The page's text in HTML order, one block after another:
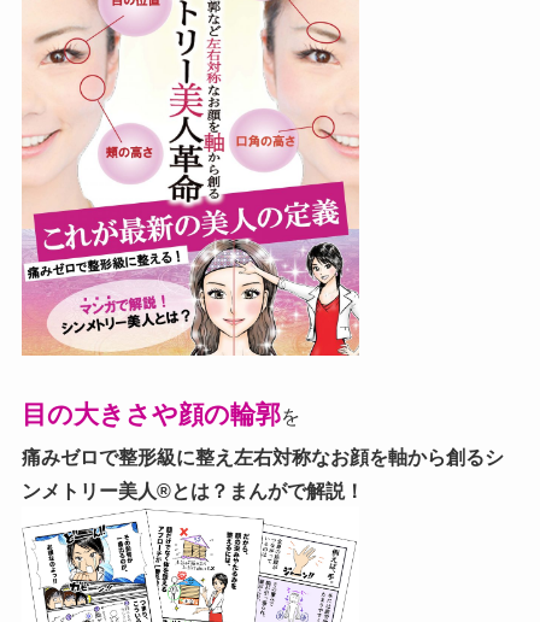
目の大きさや顔の輪郭を
痛みゼロで整形級に整え左右対称なお顔を軸から創るシ
ンメトリー美人®とは？まんがで解説！